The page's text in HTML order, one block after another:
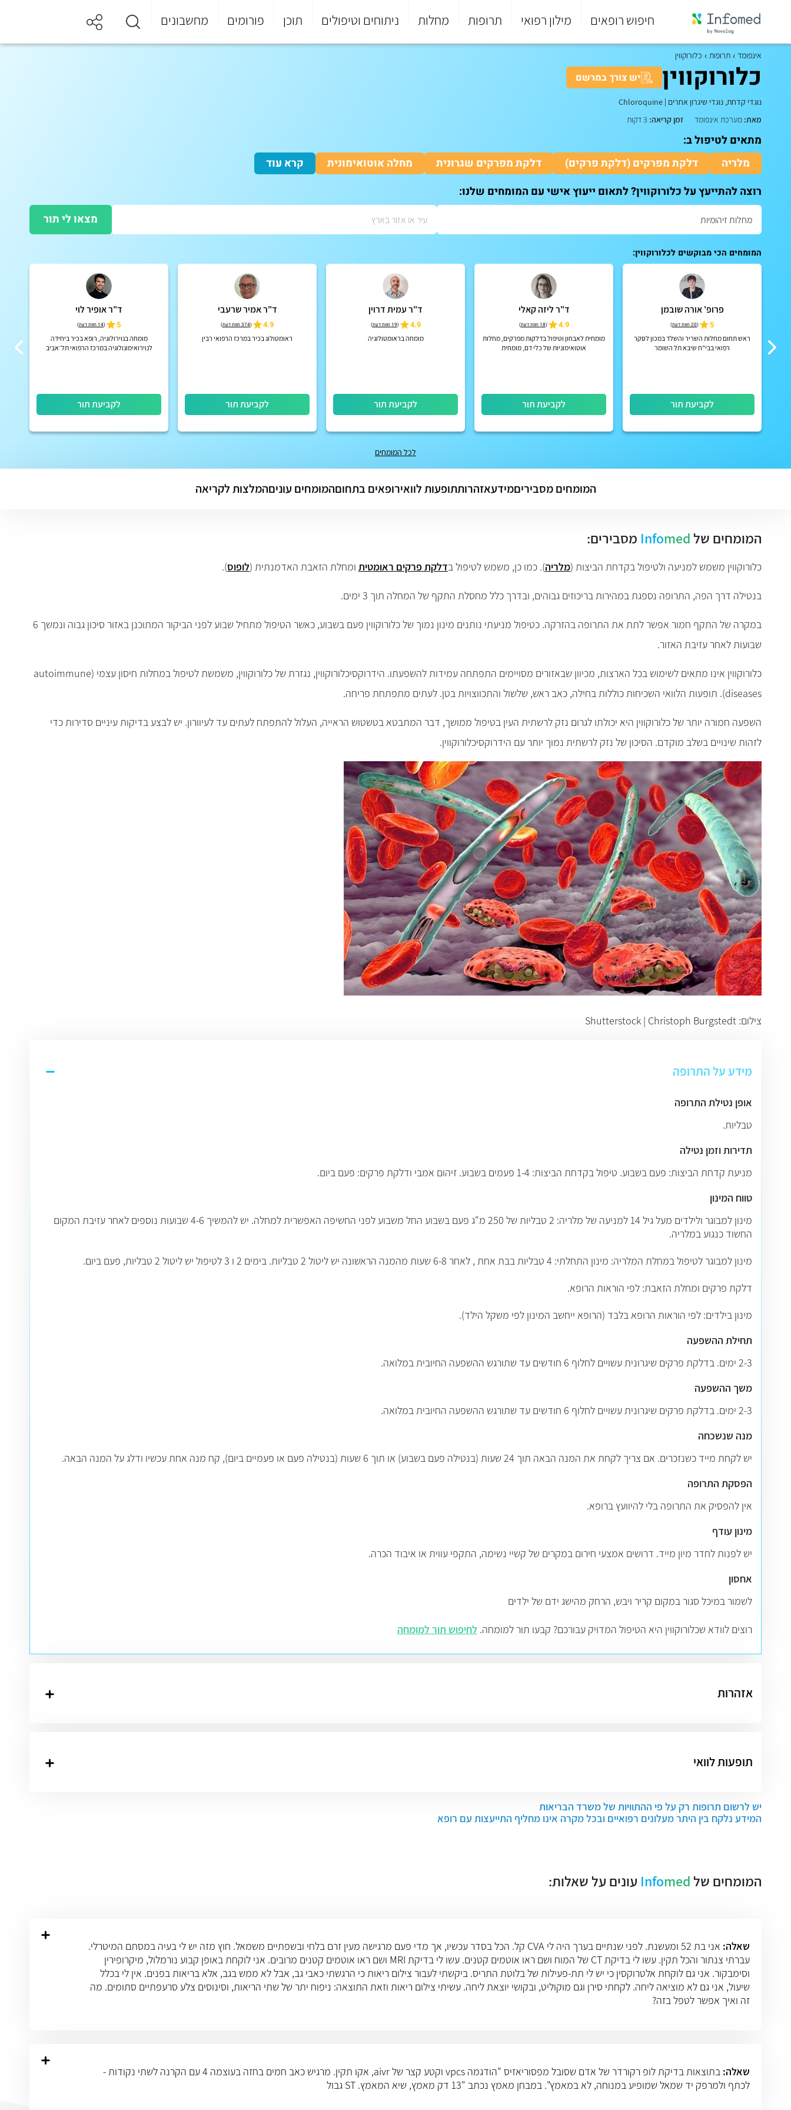
חיפוש רופאים מילון רפואי תרופות מחלות ניתוחים וטיפולים תוכן פורומים מחשבונים
סוף
הראשי.
אינפומד תרופות כלורוקווין
כלורוקווין יש צורך במרשם
נוגדי קדחת, נוגדי שיגרון אחרים |
Chloroquine
מאת: מערכת אינפומד זמן קריאה:
מתאים לטיפול ב:
מלריה
דלקת מפרקים (דלקת פרקים) דלקת מפרקים שגרונית מחלה אוטואימונית
קרא עוד
רוצה להתייעץ על כלורוקווין? לתאום ייעוץ אישי עם המומחים שלנו:
מצאו לי תור
המומחים הכי מבוקשים לכלורוקווין:
פרופ' אורה שובמן
5
(20 חוות דעת )
ראש תחום מחלות השריר והשלד במכון לסקר
רפואי בבי"ח שיבא תל השומר
לקביעת תור
ד"ר ליזה קאלי
4.9
(18 חוות דעת )
מומחית לאבחון וטיפול בדלקות מפרקים, מחלות
אוטואימוניות של כלי דם, מומחית
לקביעת תור
ד"ר עמית דרוין
4.9
(19 חוות דעת )
מומחה בראומטולוגיה
לקביעת תור
ד"ר אמיר שרעבי
4.9
(374 חוות דעת )
ראומטולוג בכיר במרכז הרפואי רבין
לקביעת תור
ד"ר אופיר לוי
5
(14 חוות דעת )
מומחה בנוירולוגיה, רופא בכיר ביחידה
לנוירואימונולוגיה במרכז הרפואי תל־אביב
לקביעת תור
לכל המומחים
המומחים מסביריםמידעאזהרותתופעות לוואירופאים בתחוםהמומחים עוניםהמלצות לקריאה
המומחים של Infomed מסבירים:
כלורוקווין משמש למניעה ולטיפול בקדחת הביצות (מלריה). כמו כן, משמש לטיפול בדלקת פרקים ראומטית ומחלת הזאבת האדמנתית (לופוס).
בנטילה דרך הפה, התרופה נספגת במהירות בריכוזים גבוהים, ובדרך כלל מחסלת התקף של המחלה תוך 3 ימים.
במקרה של התקף חמור אפשר לתת את התרופה בהזרקה. כטיפול מניעתי נותנים מינון נמוך של כלורוקווין פעם בשבוע, כאשר הטיפול מתחיל שבוע לפני הביקור המתוכנן באזור סיכון גבוה ונמשך 6
שבועות לאחר עזיבת האזור.
כלורוקווין אינו מתאים לשימוש בכל הארצות, מכיוון שבאזורים מסויימים התפתחה עמידות להשפעתו. הידרוקסיכלורוקווין, נגזרת של כלורוקווין, משמשת לטיפול במחלות חיסון עצמי (autoimmune
diseases). תופעות הלוואי השכיחות כוללות בחילה, כאב ראש, שלשול והתכווצויות בטן. לעתים מתפתחת פריחה.
השפעה חמורה יותר של כלורוקווין היא יכולתו לגרום נזק לרשתית העין בטיפול ממושך, דבר המתבטא בטשטוש הראייה, העלול להתפתח לעתים עד לעיוורון. יש לבצע בדיקות עיניים סדירות כדי
לזהות שינויים בשלב מוקדם. הסיכון של נזק לרשתית נמוך יותר עם הידרוקסיכלורוקווין.
צילום: Shutterstock | Christoph Burgstedt
מידע על התרופה
אופן נטילת התרופה
טבליות.
תדירות וזמן נטילה
מניעת קדחת הביצות: פעם בשבוע. טיפול בקדחת הביצות: 1-4 פעמים בשבוע. זיהום אמבי ודלקת פרקים: פעם ביום.
טווח המינון
מינון למבוגר ולילדים מעל גיל 14 למניעה של מלריה: 2 טבליות של 250 מ"ג פעם בשבוע החל משבוע לפני החשיפה האפשרית למחלה. יש להמשיך 4-6 שבועות נוספים לאחר עזיבת המקום
החשוד כנגוע במלריה.
מינון למבוגר לטיפול במחלת המלריה: מינון התחלתי: 4 טבליות בבת אחת , לאחר 6-8 שעות מהמנה הראשונה יש ליטול 2 טבליות. בימים 2 ו 3 לטיפול יש ליטול 2 טבליות, פעם ביום.
דלקת פרקים ומחלת הזאבת: לפי הוראות הרופא.
מינון בילדים: לפי הוראות הרופא בלבד (הרופא ייחשב המינון לפי משקל הילד).
תחילת ההשפעה
2-3 ימים. בדלקת פרקים שיגרונית עשויים לחלוף 6 חודשים עד שתורגש ההשפעה החיובית במלואה.
משך ההשפעה
2-3 ימים. בדלקת פרקים שיגרונית עשויים לחלוף 6 חודשים עד שתורגש ההשפעה החיובית במלואה.
מנה שנשכחה
יש לקחת מייד כשנזכרים. אם צריך לקחת את המנה הבאה תוך 24 שעות (בנטילה פעם בשבוע) או תוך 6 שעות (בנטילה פעם או פעמיים ביום), קח מנה אחת עכשיו ודלג על המנה הבאה.
הפסקת התרופה
אין להפסיק את התרופה בלי להיוועץ ברופא.
מינון עודף
יש לפנות לחדר מיון מייד. דרושים אמצעי חירום במקרים של קשיי נשימה, התקפי עווית או איבוד הכרה.
אחסון
לשמור במיכל סגור במקום קריר ויבש, הרחק מהישג ידם של ילדים
רוצים לוודא שכלורוקווין היא הטיפול המדויק עבורכם? קבעו תור למומחה. לחיפוש תור למומחה
אזהרות
תופעות לוואי
יש לרשום תרופות רק על פי ההתוויות של משרד הבריאות
המידע נלקח בין היתר מעלונים רפואיים ובכל מקרה אינו מחליף התייעצות עם רופא
המומחים של Infomed עונים על שאלות:
שאלה:
אני בת 52 ומעשנת. לפני שנתיים בערך היה לי CVA קל. הכל בסדר עכשיו, אך מדי פעם מרגישה מעין זרם בלחי ובשפתיים משמאל. חוץ מזה יש לי בעיה במסתם המיטרלי.
עברתי צנתור והכל תקין. עשו לי בדיקת CT של המוח ושם ראו אוטמים קטנים. עשו לי בדיקת MRI ושם ראו אוטמים קטנים מרובים. אני לוקחת באופן קבוע נורמלול, מיקרופירין
וסימבקור. אני גם לוקחת אלטרוקסין כי יש לי תת-פעילות של בלוטת התריס. ביקשתי לעבור צילום ריאות כי הרגשתי כאבי גב, אבל לא ממש בגב, אלא בריאות בפנים. אין לי בכלל
שיעול, אני גם לא מוציאה ליחה. לקחתי סירן וגם מוקוליט, ובקושי יוצאת ליחה. עשיתי צילום ריאות וזאת התוצאה: ניפוח יתר של שתי הריאות, וסינוסים צלע סרעפתיים סתומים. מה
זה ואיך אפשר לטפל בזה?
שאלה:
בתוצאות בדיקת לופ רקורדר של אדם שסובל מפסוריאזיס "הודגמה vpcs וקטע קצר של aivr, אקו תקין. מרגיש כאב חמים בחזה בעוצמה 4 עם הקרנה לשתי נקודות -
לכתף ולמרפק יד שמאל שמופיע במנוחה, לא במאמץ". במבחן מאמץ נכתב "13 דק מאמץ, שיא המאמץ. ST גבול